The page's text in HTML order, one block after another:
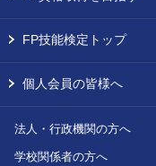
FP技能検定トップ
個人会員の皆様へ
法人・行政機関の方へ
学校関係者の方へ